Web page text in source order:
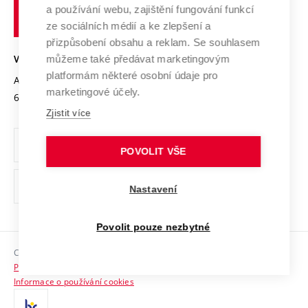
Transfer znalostí
Open Science
Projekty
Projekty ze strukturálních fondů
Specifický výzkum
Mezinárodní dohody
Univerzitní sítě
Podnikavá univerzita / ContriBUTe
Bezpečná univerzita
Vyznamenání
Organizační struktura
Ochrana osobních údajů
odkaz)
Sociální bezpečí
HR Award
technické
VYSOKÉ UČENÍ TECHNICKÉ V BRNĚ
Antonínská 548/1
602 00 Brno
www.vut.cz
vut@vutbr.cz
Copyright © 2026 VUT
Prohlášení o přístupnosti
Informace o používání cookies
a používání webu, zajištění fungování funkcí
ze sociálních médií a ke zlepšení a
přizpůsobení obsahu a reklam. Se souhlasem
můžeme také předávat marketingovým
platformám některé osobní údaje pro
marketingové účely.
Zjistit více
POVOLIT VŠE
Nastavení
Povolit pouze nezbytné